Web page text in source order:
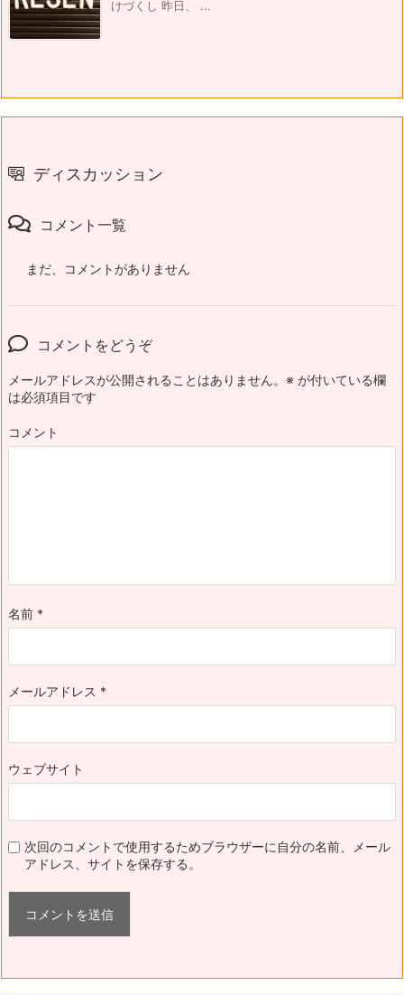
けづくし 昨日、 ...
ディスカッション
コメント一覧
まだ、コメントがありません
コメントをどうぞ
メールアドレスが公開されることはありません。 ※ が付いている欄
は必須項目です
コメント
名前 *
メールアドレス *
ウェブサイト
次回のコメントで使用するためブラウザーに自分の名前、メール
アドレス、サイトを保存する。